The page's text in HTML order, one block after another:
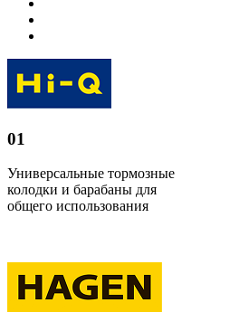
01
Универсальные тормозные
колодки и барабаны для
общего использования